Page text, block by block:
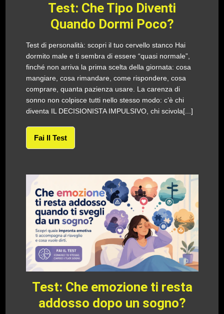
Test: Che Tipo Diventi
Quando Dormi Poco?
Test di personalità: scopri il tuo cervello stanco Hai
dormito male e ti sembra di essere “quasi normale”,
finché non arriva la prima scelta della giornata: cosa
mangiare, cosa rimandare, come rispondere, cosa
comprare, quanta pazienza usare. La carenza di
sonno non colpisce tutti nello stesso modo: c’è chi
diventa IL DECISIONISTA IMPULSIVO, chi scivola[...]
Fai Il Test
Test: Che emozione ti resta
addosso dopo un sogno?